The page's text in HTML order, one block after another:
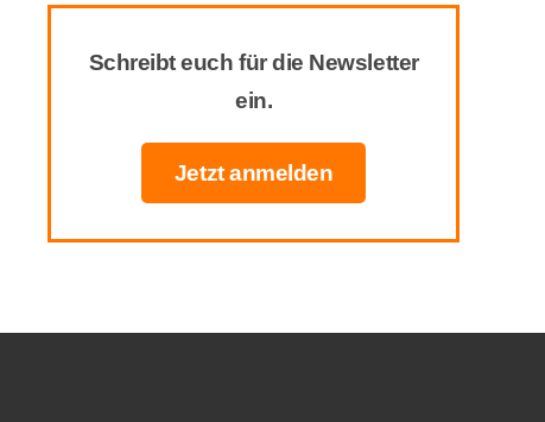
Schreibt euch für die Newsletter
ein.
Jetzt anmelden